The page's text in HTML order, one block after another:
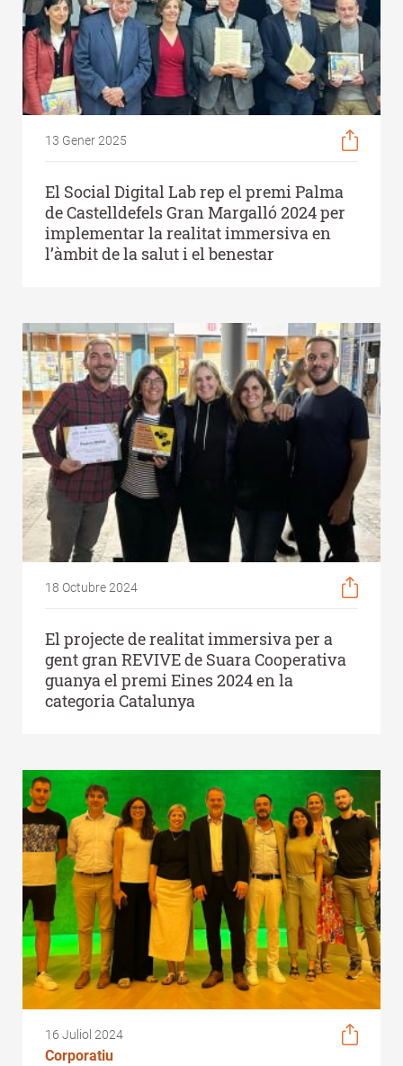
13 Gener 2025
El Social Digital Lab rep el premi Palma
de Castelldefels Gran Margalló 2024 per
implementar la realitat immersiva en
l’àmbit de la salut i el benestar
18 Octubre 2024
El projecte de realitat immersiva per a
gent gran REVIVE de Suara Cooperativa
guanya el premi Eines 2024 en la
categoria Catalunya
16 Juliol 2024
Corporatiu